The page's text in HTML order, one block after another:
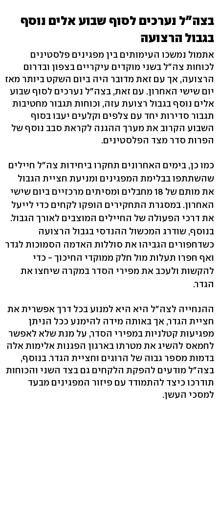
בצה"ל נערכים לסוף שבוע אלים נוסף
בגבול הרצועה
אתמול נמשכו העימותים בין מפגינים פלסטינים
לכוחות צה"ל בשני מוקדים עיקריים בצפון ובדרום
הרצועה, אך עם זאת מדובר היה ביום השקט ביותר מאז
יום שישי האחרון. עם זאת, בצה"ל נערכים לסוף שבוע
אלים נוסף בגבול רצועת עזה, וכוחות תגבור מחטיבות
תגבור סדירות יחד עם צלפים וקלעים יעבו בסוף
השבוע הקרוב את מערך ההגנה לקראת סבב נוסף של
הפרות סדר מצד הפלסטינים.
כמו כן, בימים האחרונים תחקרו ביחידות צה"ל חיילים
שהשתתפו בבלימת המפגינים ומניעת חציית הגבול
את מותם של 18 מחבלים ומסיתים מרכזיים ביום שישי
האחרון. במסגרת התחקירים הופקו לקחים כדי לייעל
את דרכי הפעולה של החיילים המוצבים לאורך הגבול.
בנוסף, שודרג המכשול ההנדסי בגבול הרצועה
כשדחפורים הגביהו את סוללות האדמה הסמוכות לגדר
ואף חפרו תעלות מול חלק ממוקדי החיכוך - כדי
להקשות ולעכב את מפירי הסדר במקרה שיחצו את
הגדר.
ההנחייה לצה"ל היא היא למנוע בכל דרך אפשרית את
חציית הגדר, אך באותה מידה להימנע ככל הניתן
מפגיעות קטלניות במפירי הסדר, על מנת שלא לאפשר
לחמאס להשיג את מטרתו בארגון הפגנות אלימות אלה
בדמות מספר גבוה של הרוגים וחציית הגדר. בנוסף,
בצה"ל מודעים להפקת הלקחים גם בצד השני והכוחות
תודרכו כיצד להתמודד עם פיזור המפגינים מבעד
למסכי העשן.